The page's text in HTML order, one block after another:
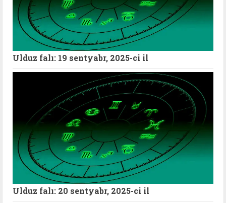
Ulduz falı: 19 sentyabr, 2025-ci il
Ulduz falı: 20 sentyabr, 2025-ci il